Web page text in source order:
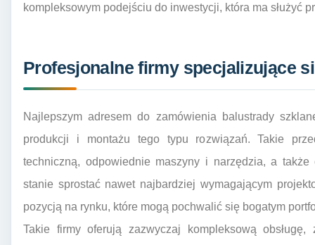
kompleksowym podejściu do inwestycji, która ma służyć
Profesjonalne firmy specjalizujące
Najlepszym adresem do zamówienia balustrady
produkcji i montażu tego typu rozwiązań. Takie
techniczną, odpowiednie maszyny i narzędzia, a
stanie sprostać nawet najbardziej wymagającym
pozycją na rynku, które mogą pochwalić się bogatym
Takie firmy oferują zazwyczaj kompleksową